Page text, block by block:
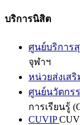
บริการนิสิต
ศูนย์บริการ
จุฬาฯ
หน่วยส่งเส
ศูนย์นวัตกรร
การเรียนรู้
CUVIP